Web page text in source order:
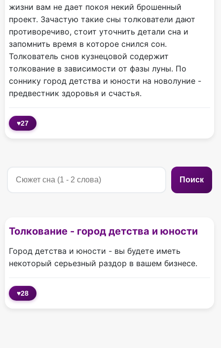
жизни вам не дает покоя некий брошенный
проект. Зачастую такие сны толкователи дают
противоречиво, стоит уточнить детали сна и
запомнить время в которое снился сон.
Толкователь снов кузнецовой содержит
толкование в зависимости от фазы луны. По
соннику город детства и юности на новолуние -
предвестник здоровья и счастья.
♥27
Поиск
Толкование - город детства и юности
Город детства и юности - вы будете иметь
некоторый серьезный раздор в вашем бизнесе.
♥28